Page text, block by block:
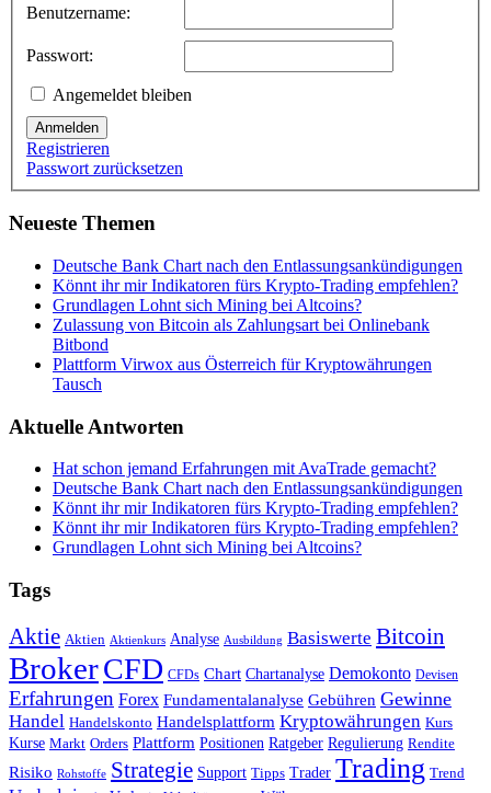
Benutzername:
Passwort:
Angemeldet bleiben
Anmelden
Registrieren
Passwort zurücksetzen
Neueste Themen
Deutsche Bank Chart nach den Entlassungsankündigungen
Könnt ihr mir Indikatoren fürs Krypto-Trading empfehlen?
Grundlagen Lohnt sich Mining bei Altcoins?
Zulassung von Bitcoin als Zahlungsart bei Onlinebank
Bitbond
Plattform Virwox aus Österreich für Kryptowährungen
Tausch
Aktuelle Antworten
Hat schon jemand Erfahrungen mit AvaTrade gemacht?
Deutsche Bank Chart nach den Entlassungsankündigungen
Könnt ihr mir Indikatoren fürs Krypto-Trading empfehlen?
Könnt ihr mir Indikatoren fürs Krypto-Trading empfehlen?
Grundlagen Lohnt sich Mining bei Altcoins?
Tags
Aktie Aktien Aktienkurs Analyse Ausbildung Basiswerte Bitcoin
BrokerCFD CFDs Chart Chartanalyse Demokonto Devisen
Erfahrungen Forex Fundamentalanalyse Gebühren Gewinne
Handel Handelskonto Handelsplattform Kryptowährungen Kurs
Kurse Markt Orders Plattform Positionen Ratgeber Regulierung Rendite
Risiko Rohstoffe Strategie Support Tipps Trader Trading Trend